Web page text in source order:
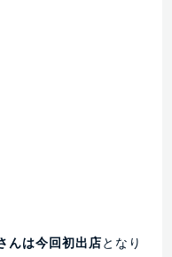
は今回初出店となり